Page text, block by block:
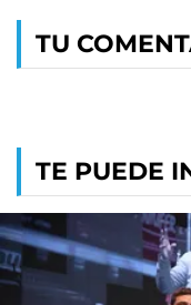
TU
TE PUEDE